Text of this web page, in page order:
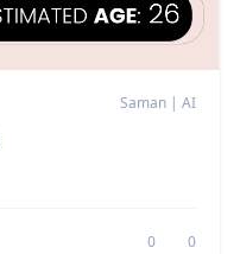
Saman | AI
0 0